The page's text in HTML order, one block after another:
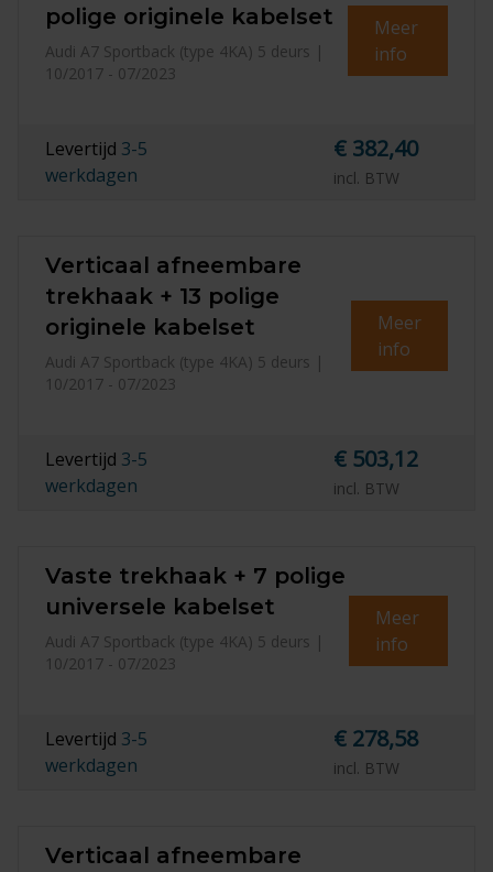
polige originele kabelset
Audi A7 Sportback (type 4KA) 5 deurs |
10/2017 - 07/2023
Meer
info
Levertijd 3-5
werkdagen
€ 382,40
incl. BTW
Verticaal afneembare
trekhaak + 13 polige
originele kabelset
Audi A7 Sportback (type 4KA) 5 deurs |
10/2017 - 07/2023
Meer
info
Levertijd 3-5
werkdagen
€ 503,12
incl. BTW
Vaste trekhaak + 7 polige
universele kabelset
Audi A7 Sportback (type 4KA) 5 deurs |
10/2017 - 07/2023
Meer
info
Levertijd 3-5
werkdagen
€ 278,58
incl. BTW
Verticaal afneembare